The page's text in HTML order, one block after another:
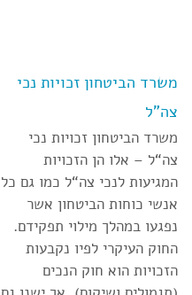
משרד הביטחון זכויות נכי
צה”ל
משרד הביטחון זכויות נכי
צה“ל – אלו הן הזכויות
המגיעות לנכי צה“ל כמו גם כל
אנשי כוחות הביטחון אשר
נפגעו במהלך מילוי תפקידם.
החוק העיקרי לפיו נקבעות
הזכויות הוא חוק הנכים